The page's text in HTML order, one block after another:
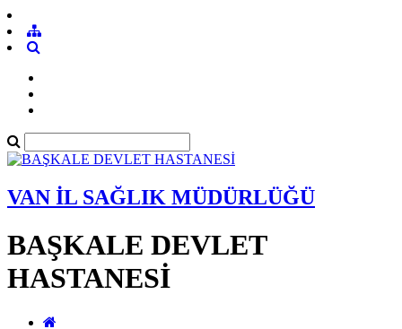
VAN İL SAĞLIK MÜDÜRLÜĞÜ
BAŞKALE DEVLET
HASTANESİ